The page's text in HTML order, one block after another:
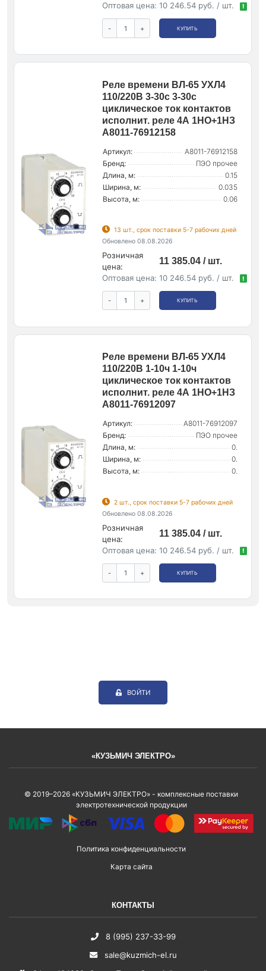
Оптовая цена: 10 246.54 руб. / шт. !
- + КУПИТЬ
Реле времени ВЛ-65 УХЛ4
110/220В 3-30с 3-30с
циклическое ток контактов
исполнит. реле 4А 1НО+1НЗ
A8011-76912158
Артикул:
A8011-76912158
Бренд:
ПЭО прочее
Длина, м:
0.15
Ширина, м:
0.035
Высота, м:
0.06
13 шт., срок поставки 5-7 рабочих дней
Обновлено 08.08.2026
Розничная
цена:
11 385.04 / шт.
Оптовая цена: 10 246.54 руб. / шт. !
- + КУПИТЬ
Реле времени ВЛ-65 УХЛ4
110/220В 1-10ч 1-10ч
циклическое ток контактов
исполнит. реле 4А 1НО+1НЗ
A8011-76912097
Артикул:
A8011-76912097
Бренд:
ПЭО прочее
Длина, м:
0.
Ширина, м:
0.
Высота, м:
0.
2 шт., срок поставки 5-7 рабочих дней
Обновлено 08.08.2026
Розничная
цена:
11 385.04 / шт.
Оптовая цена: 10 246.54 руб. / шт. !
- + КУПИТЬ
ВОЙТИ
«КУЗЬМИЧ ЭЛЕКТРО»
© 2019–2026 «КУЗЬМИЧ ЭЛЕКТРО» - комплексные поставки
электротехнической продукции
Политика конфиденциальности
Карта сайта
КОНТАКТЫ
8 (995) 237-33-99
sale@kuzmich-el.ru